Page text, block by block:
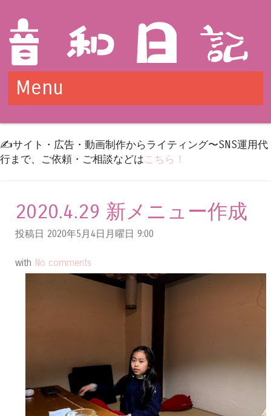
Menu
✍️サイト・広告・動画制作からライティング〜SNS運用代
行まで、ご依頼・ご相談などはこちら！
2020.4.29 新メニュー作成
投稿日 2020年5月4日月曜日 9:00
with No comments